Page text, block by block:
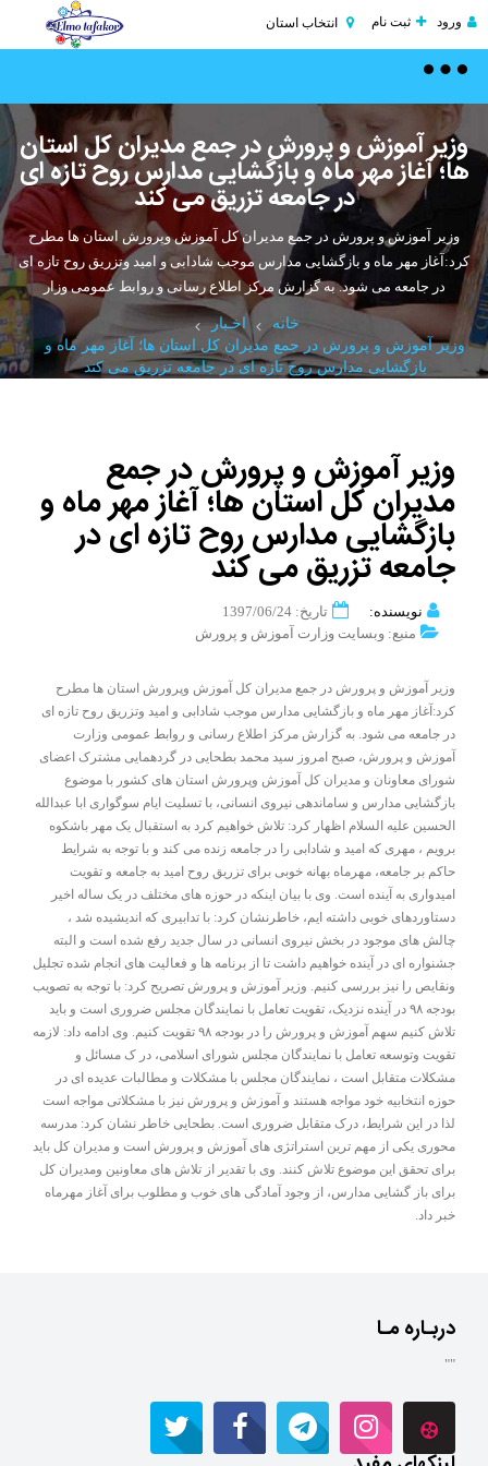
ورود ثبت نام انتخاب استان
Toggle
وزیر آموزش و پرورش در جمع مدیران کل استان
ها؛ آغاز مهر ماه و بازگشایی مدارس روح تازه ای
در جامعه تزریق می کند
وزیر آموزش و پرورش در جمع مدیران کل آموزش وپرورش استان ها مطرح
کرد:آغاز مهر ماه و بازگشایی مدارس موجب شادابی و امید وتزریق روح تازه ای
در جامعه می شود. به گزارش مرکز اطلاع رسانی و روابط عمومی وزار
خانه
اخـبار
وزیر آموزش و پرورش در جمع مدیران کل استان ها؛ آغاز مهر ماه و
بازگشایی مدارس روح تازه ای در جامعه تزریق می کند
وزیر آموزش و پرورش در جمع
مدیران کل استان ها؛ آغاز مهر ماه و
بازگشایی مدارس روح تازه ای در
جامعه تزریق می کند
نویسنده:
تاریخ: 1397/06/24
منبع: وبسایت وزارت آموزش و پرورش
وزیر آموزش و پرورش در جمع مدیران کل آموزش وپرورش استان ها مطرح
کرد:آغاز مهر ماه و بازگشایی مدارس موجب شادابی و امید وتزریق روح تازه ای
در جامعه می شود. به گزارش مرکز اطلاع رسانی و روابط عمومی وزارت
آموزش و پرورش، صبح امروز سید محمد بطحایی در گردهمایی مشترک اعضای
شورای معاونان و مدیران کل آموزش وپرورش استان های کشور با موضوع
بازگشایی مدارس و ساماندهی نیروی انسانی، با تسلیت ایام سوگواری ابا عبدالله
الحسین علیه السلام اظهار کرد: تلاش خواهیم کرد به استقبال یک مهر باشکوه
برویم ، مهری که امید و شادابی را در جامعه زنده می کند و با توجه به شرایط
حاکم بر جامعه، مهرماه بهانه خوبی برای تزریق روح امید به جامعه و تقویت
امیدواری به آینده است. وی با بیان اینکه در حوزه های مختلف در یک ساله اخیر
دستاوردهای خوبی داشته ایم، خاطرنشان کرد: با تدابیری که اندیشیده شد ،
چالش های موجود در بخش نیروی انسانی در سال جدید رفع شده است و البته
جشنواره ای در آینده خواهیم داشت تا از برنامه ها و فعالیت های انجام شده تجلیل
ونقایص را نیز بررسی کنیم. وزیر آموزش و پرورش تصریح کرد: با توجه به تصویب
بودجه ۹۸ در آینده نزدیک، تقویت تعامل با نمایندگان مجلس ضروری است و باید
تلاش کنیم سهم آموزش و پرورش را در بودجه ۹۸ تقویت کنیم. وی ادامه داد: لازمه
تقویت وتوسعه تعامل با نمایندگان مجلس شورای اسلامی، در ک مسائل و
مشکلات متقابل است ، نمایندگان مجلس با مشکلات و مطالبات عدیده ای در
حوزه انتخابیه خود مواجه هستند و آموزش و پرورش نیز با مشکلاتی مواجه است
لذا در این شرایط، درک متقابل ضروری است. بطحایی خاطر نشان کرد: مدرسه
محوری یکی از مهم ترین استراتژی های آموزش و پرورش است و مدیران کل باید
برای تحقق این موضوع تلاش کنند. وی با تقدیر از تلاش های معاونین ومدیران کل
برای باز گشایی مدارس، از وجود آمادگی های خوب و مطلوب برای آغاز مهرماه
خبر داد.
دربـاره مـا
""